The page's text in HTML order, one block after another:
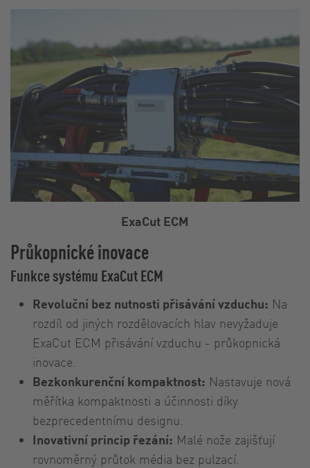
Průkopnické inovace
Funkce systému ExaCut ECM
Revoluční bez nutnosti přisávání vzduchu: Na
rozdíl od jiných rozdělovacích hlav nevyžaduje
ExaCut ECM přisávání vzduchu - průkopnická
inovace.
Bezkonkurenční kompaktnost: Nastavuje nová
měřítka kompaktnosti a účinnosti díky
bezprecedentnímu designu.
Inovativní princip řezání: Malé nože zajišťují
rovnoměrný průtok média bez pulzací.
ExaCut ECM